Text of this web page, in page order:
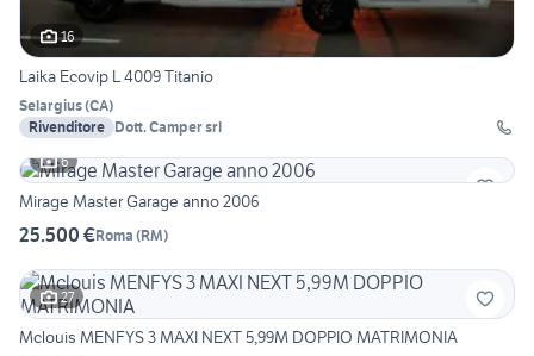
16
Laika Ecovip L 4009 Titanio
Selargius(CA)
Rivenditore Dott. Camper srl
6
Mirage Master Garage anno 2006
25.500 €Roma (RM)
27
Mclouis MENFYS 3 MAXI NEXT 5,99M DOPPIO MATRIMONIA